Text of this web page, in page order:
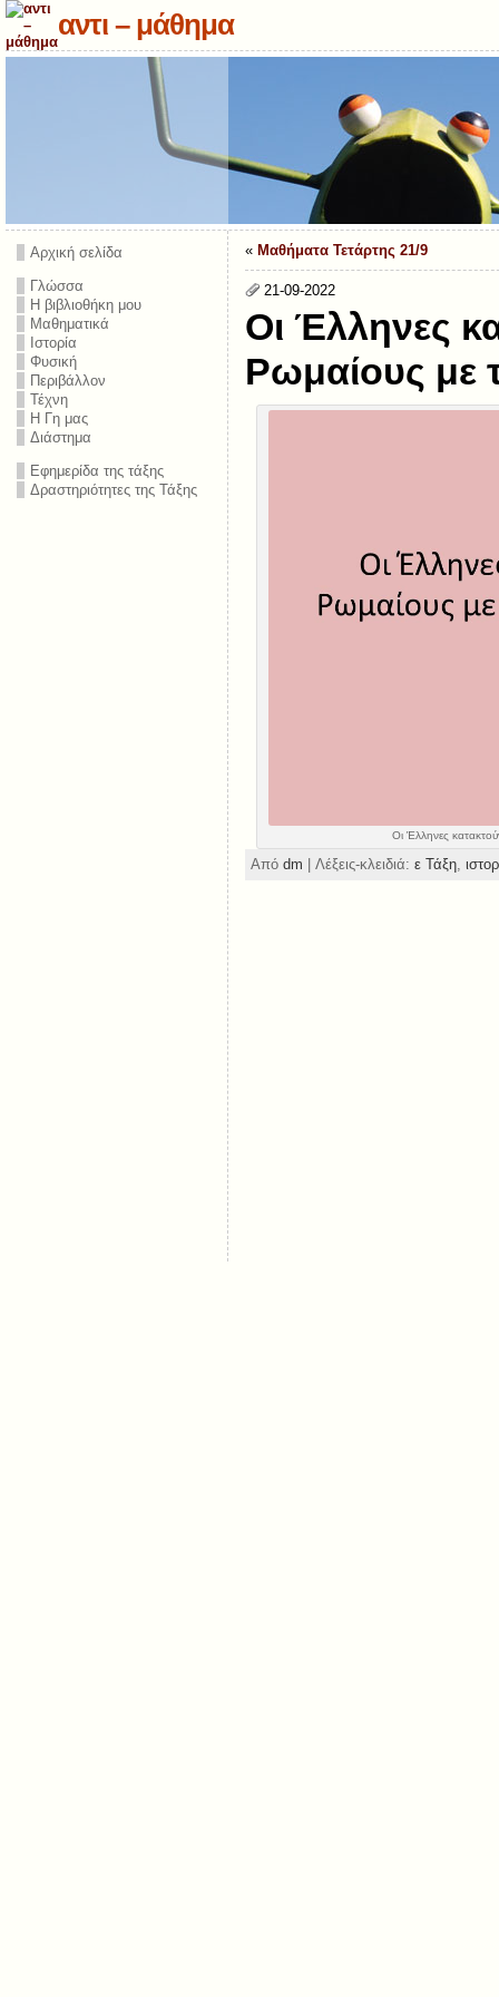
αντι – μάθημα
Αρχική σελίδα
Γλώσσα
Η βιβλιοθήκη μου
Μαθηματικά
Ιστορία
Φυσική
Περιβάλλον
Τέχνη
Η Γη μας
Διάστημα
Εφημερίδα της τάξης
Δραστηριότητες της Τάξης
« Μαθήματα Τετάρτης 21/9
21-09-2022
Οι Έλληνες
Ρωμαίους με
Οι Έλληνες
Από dm | Λέξεις-κλειδιά: ε Τάξη,